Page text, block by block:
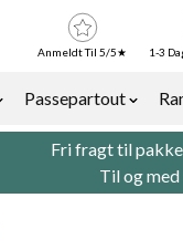
Passepartout
Anmeldt Til 5/5★ 1-3
Fri fragt til
Til og